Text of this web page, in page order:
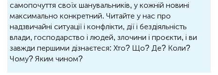
самопочуття своїх шанувальників, у кожній новині
максимально конкретний. Читайте у нас про
надзвичайні ситуації і конфлікти, дії і бездіяльність
влади, господарство і людей, злочини і проєкти, і ви
завжди першими дізнаєтеся: Хто? Що? Де? Коли?
Чому? Яким чином?